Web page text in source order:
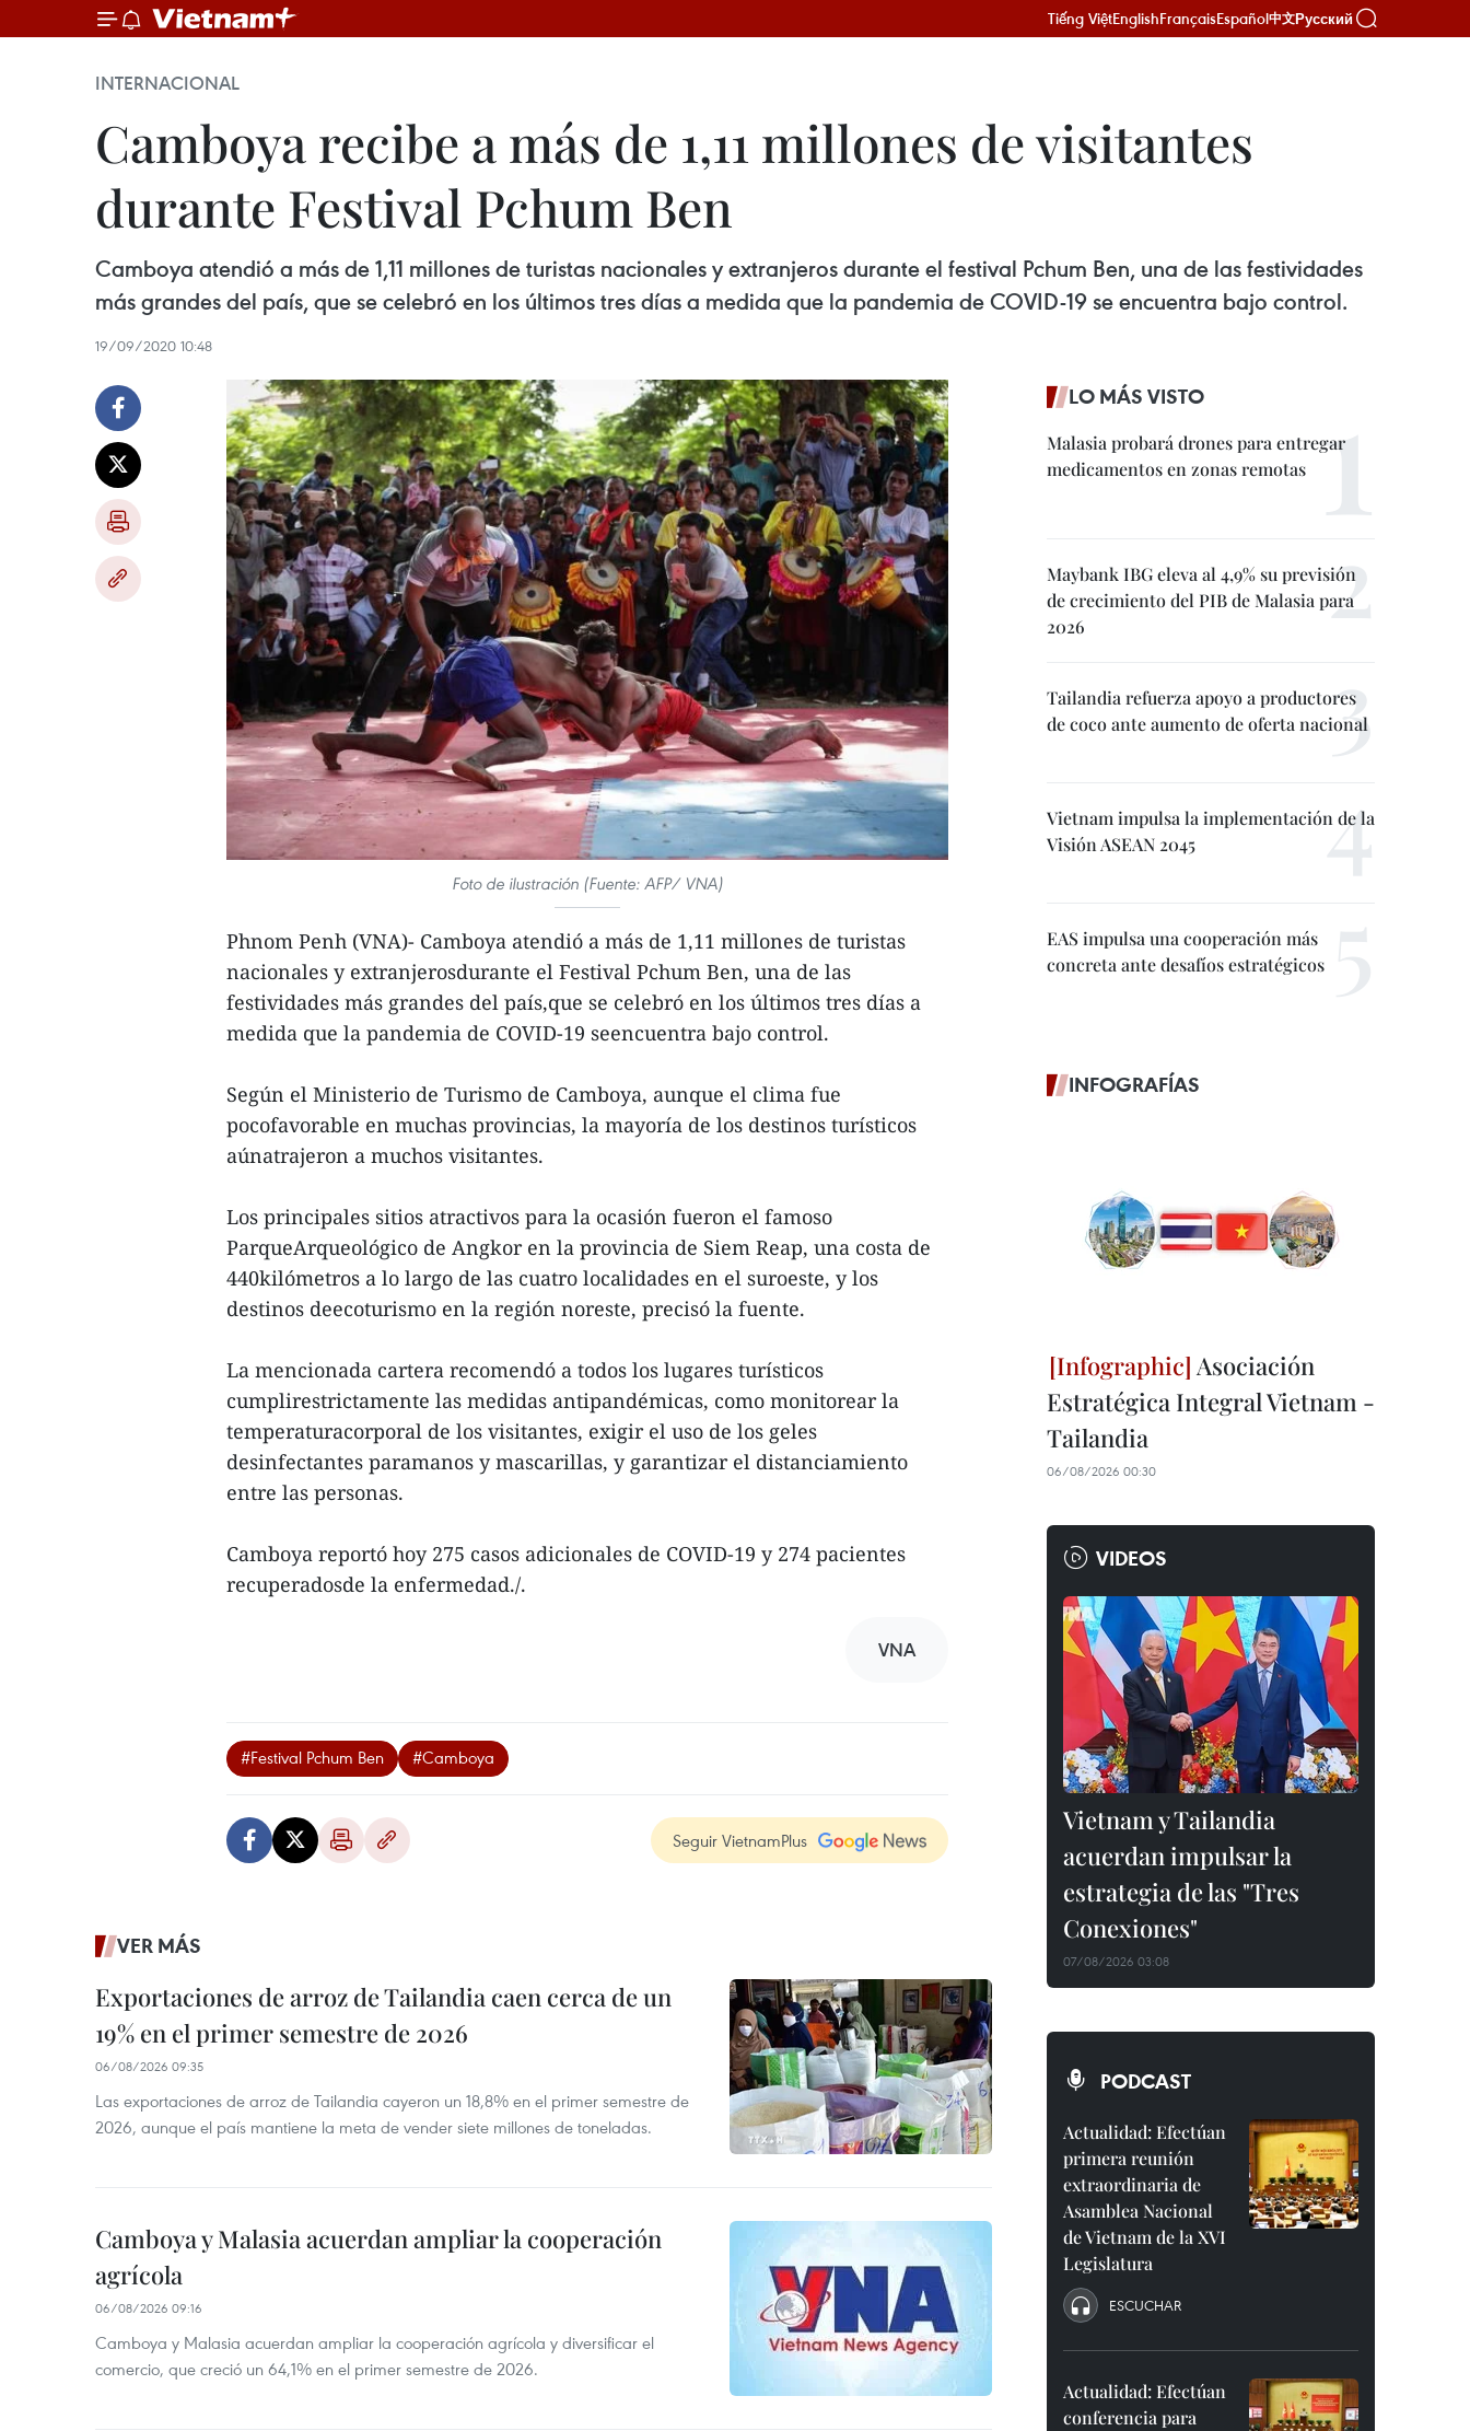
Tiếng ViệtEnglishFrançaisEspañol中文Русский
INTERNACIONAL
Camboya recibe a más de 1,11 millones de visitantes
durante Festival Pchum Ben
Camboya atendió a más de 1,11 millones de turistas nacionales y extranjeros durante el festival Pchum Ben, una de las festividades
más grandes del país, que se celebró en los últimos tres días a medida que la pandemia de COVID-19 se encuentra bajo control.
19/09/2020 10:48
Foto de ilustración (Fuente: AFP/ VNA)
Phnom Penh (VNA)- Camboya atendió a más de 1,11 millones de turistas
nacionales y extranjerosdurante el Festival Pchum Ben, una de las
festividades más grandes del país,que se celebró en los últimos tres días a
medida que la pandemia de COVID-19 seencuentra bajo control.
Según el Ministerio de Turismo de Camboya, aunque el clima fue
pocofavorable en muchas provincias, la mayoría de los destinos turísticos
aúnatrajeron a muchos visitantes.
Los principales sitios atractivos para la ocasión fueron el famoso
ParqueArqueológico de Angkor en la provincia de Siem Reap, una costa de
440kilómetros a lo largo de las cuatro localidades en el suroeste, y los
destinos deecoturismo en la región noreste, precisó la fuente.
La mencionada cartera recomendó a todos los lugares turísticos
cumplirestrictamente las medidas antipandémicas, como monitorear la
temperaturacorporal de los visitantes, exigir el uso de los geles
desinfectantes paramanos y mascarillas, y garantizar el distanciamiento
entre las personas.
Camboya reportó hoy 275 casos adicionales de COVID-19 y 274 pacientes
recuperadosde la enfermedad./.
VNA
#Festival Pchum Ben #Camboya
Seguir VietnamPlus
VER MÁS
Exportaciones de arroz de Tailandia caen cerca de un
19% en el primer semestre de 2026
06/08/2026 09:35
Las exportaciones de arroz de Tailandia cayeron un 18,8% en el primer semestre de
2026, aunque el país mantiene la meta de vender siete millones de toneladas.
Camboya y Malasia acuerdan ampliar la cooperación
agrícola
06/08/2026 09:16
Camboya y Malasia acuerdan ampliar la cooperación agrícola y diversificar el
comercio, que creció un 64,1% en el primer semestre de 2026.
LO MÁS VISTO
Malasia probará drones para entregar
medicamentos en zonas remotas
Maybank IBG eleva al 4,9% su previsión
de crecimiento del PIB de Malasia para
2026
Tailandia refuerza apoyo a productores
de coco ante aumento de oferta nacional
Vietnam impulsa la implementación de la
Visión ASEAN 2045
EAS impulsa una cooperación más
concreta ante desafíos estratégicos
INFOGRAFÍAS
Asociación
Estratégica Integral Vietnam -
Tailandia
06/08/2026 00:30
VIDEOS
Vietnam y Tailandia
acuerdan impulsar la
estrategia de las "Tres
Conexiones"
07/08/2026 03:08
PODCAST
Actualidad: Efectúan
primera reunión
extraordinaria de
Asamblea Nacional
de Vietnam de la XVI
Legislatura
ESCUCHAR
Actualidad: Efectúan
conferencia para